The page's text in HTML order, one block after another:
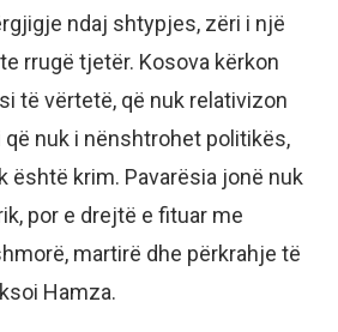
ndaj shtypjes, zëri i një
rrugë tjetër. Kosova kërkon
të vërtetë, që nuk relativizon
nuk i nënshtrohet politikës,
është krim. Pavarësia jonë nuk
por e drejtë e fituar me
martirë dhe përkrahje të
Hamza.